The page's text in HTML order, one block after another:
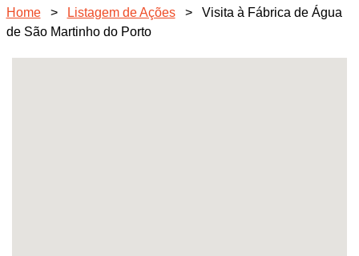
Home > Listagem de Ações >
Visita à Fábrica de Água
de São Martinho do Porto